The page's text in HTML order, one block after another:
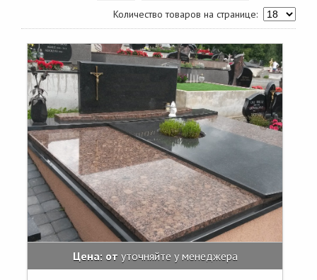
Количество товаров на странице:
Цена: от уточняйте у менеджера